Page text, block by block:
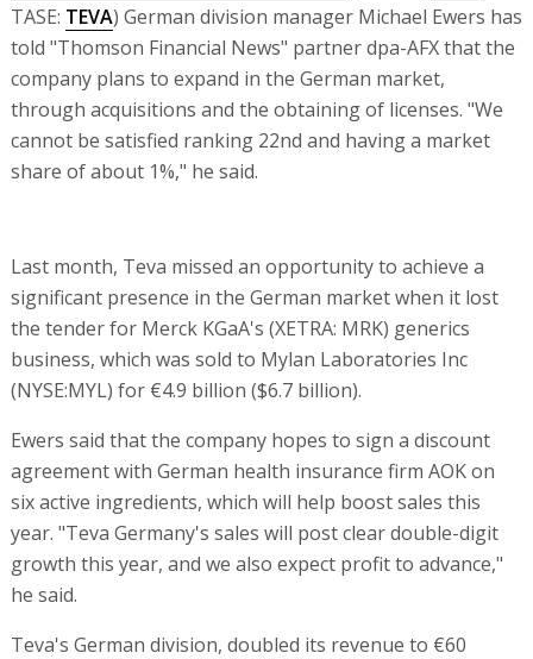
TASE: TEVA) German division manager Michael Ewers has
told "Thomson Financial News" partner dpa-AFX that the
company plans to expand in the German market,
through acquisitions and the obtaining of licenses. "We
cannot be satisfied ranking 22nd and having a market
share of about 1%," he said.
Last month, Teva missed an opportunity to achieve a
significant presence in the German market when it lost
the tender for Merck KGaA's (XETRA: MRK) generics
business, which was sold to Mylan Laboratories Inc
(NYSE:MYL) for €4.9 billion ($6.7 billion).
Ewers said that the company hopes to sign a discount
agreement with German health insurance firm AOK on
six active ingredients, which will help boost sales this
year. "Teva Germany's sales will post clear double-digit
growth this year, and we also expect profit to advance,"
he said.
Teva's German division, doubled its revenue to €60